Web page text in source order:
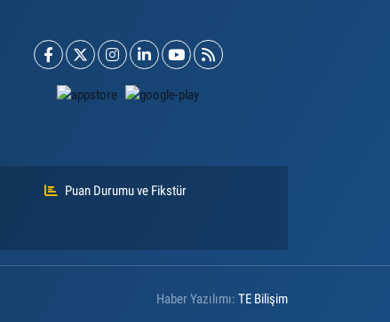
Puan Durumu ve Fikstür
Haber Yazılımı:TE Bilişim